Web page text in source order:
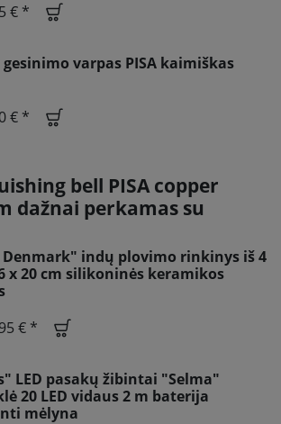
€ *
gesinimo varpas PISA kaimiškas
€ *
bell PISA copper
dažnai perkamas su
Denmark" indų plovimo rinkinys iš 4
x 20 cm silikoninės keramikos
€ *
LED pasakų žibintai "Selma"
20 LED vidaus 2 m baterija
mėlyna